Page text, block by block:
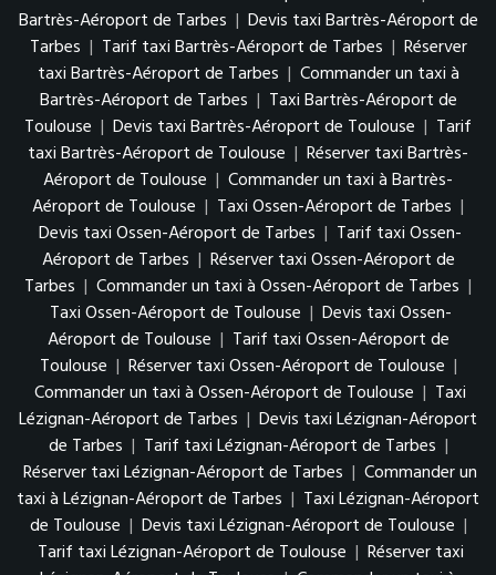
Bartrès-Aéroport de Tarbes | Devis taxi Bartrès-Aéroport de
Tarbes | Tarif taxi Bartrès-Aéroport de Tarbes | Réserver
taxi Bartrès-Aéroport de Tarbes | Commander un taxi à
Bartrès-Aéroport de Tarbes | Taxi Bartrès-Aéroport de
Toulouse | Devis taxi Bartrès-Aéroport de Toulouse | Tarif
taxi Bartrès-Aéroport de Toulouse | Réserver taxi Bartrès-
Aéroport de Toulouse | Commander un taxi à Bartrès-
Aéroport de Toulouse | Taxi Ossen-Aéroport de Tarbes |
Devis taxi Ossen-Aéroport de Tarbes | Tarif taxi Ossen-
Aéroport de Tarbes | Réserver taxi Ossen-Aéroport de
Tarbes | Commander un taxi à Ossen-Aéroport de Tarbes |
Taxi Ossen-Aéroport de Toulouse | Devis taxi Ossen-
Aéroport de Toulouse | Tarif taxi Ossen-Aéroport de
Toulouse | Réserver taxi Ossen-Aéroport de Toulouse |
Commander un taxi à Ossen-Aéroport de Toulouse | Taxi
Lézignan-Aéroport de Tarbes | Devis taxi Lézignan-Aéroport
de Tarbes | Tarif taxi Lézignan-Aéroport de Tarbes |
Réserver taxi Lézignan-Aéroport de Tarbes | Commander un
taxi à Lézignan-Aéroport de Tarbes | Taxi Lézignan-Aéroport
de Toulouse | Devis taxi Lézignan-Aéroport de Toulouse |
Tarif taxi Lézignan-Aéroport de Toulouse | Réserver taxi